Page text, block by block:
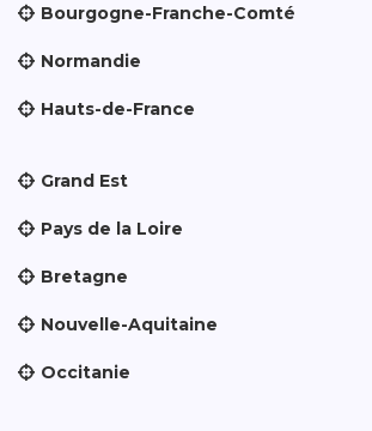
Bourgogne-Franche-Comté
Normandie
Hauts-de-France
Grand Est
Pays de la Loire
Bretagne
Nouvelle-Aquitaine
Occitanie